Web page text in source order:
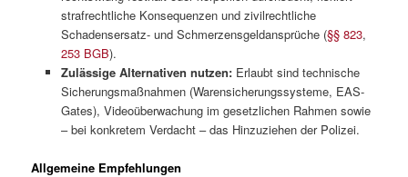
strafrechtliche Konsequenzen und zivilrechtliche
Schadensersatz- und Schmerzensgeldansprüche (§§ 823,
253 BGB).
Zulässige Alternativen nutzen:Erlaubt sind technische
Sicherungsmaßnahmen (Warensicherungssysteme, EAS-
Gates), Videoüberwachung im gesetzlichen Rahmen sowie
– bei konkretem Verdacht – das Hinzuziehen der Polizei.
Allgemeine Empfehlungen